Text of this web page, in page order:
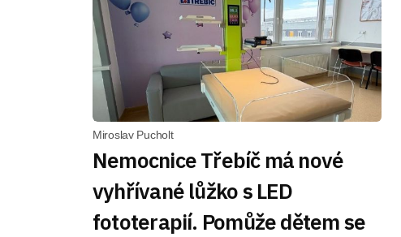
Miroslav Pucholt
Nemocnice Třebíč má nové
vyhřívané lůžko s LED
fototerapií. Pomůže dětem se